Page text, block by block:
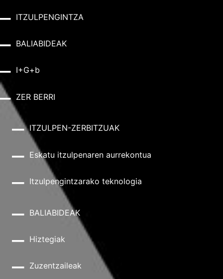
ITZULPENGINTZA
BALIABIDEAK
I+G+b
ZER BERRI
ITZULPEN-ZERBITZUAK
Eskatu itzulpenaren aurrekontua
Itzulpengintzarako teknologia
BALIABIDEAK
Hiztegiak
Zuzentzaileak